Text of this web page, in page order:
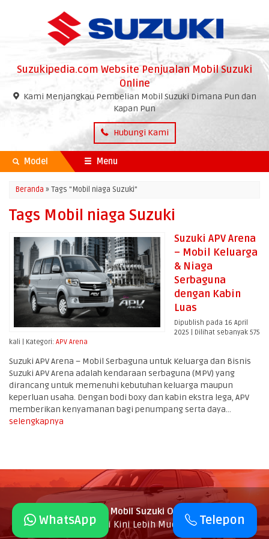
Suzukipedia.com Website Penjualan Mobil Suzuki
Online
Kami Menjangkau Pembelian Mobil Suzuki Dimana Pun dan
Kapan Pun
Hubungi Kami
Model Menu
Beranda »Tags "Mobil niaga Suzuki"
Tags Mobil niaga Suzuki
Suzuki APV Arena
– Mobil Keluarga
& Niaga
Serbaguna
dengan Kabin
Luas
Dipublish pada 16 April
2025 | Dilihat sebanyak 575
kali | Kategori: APV Arena
Suzuki APV Arena – Mobil Serbaguna untuk Keluarga dan Bisnis
Suzuki APV Arena adalah kendaraan serbaguna (MPV) yang
dirancang untuk memenuhi kebutuhan keluarga maupun
keperluan usaha. Dengan bodi boxy dan kabin ekstra lega, APV
memberikan kenyamanan bagi penumpang serta daya...
selengkapnya
SuzukiPedia Dealer Mobil Suzuki Online
Suzuki Kini Lebih Mudah
Telepon
WhatsApp